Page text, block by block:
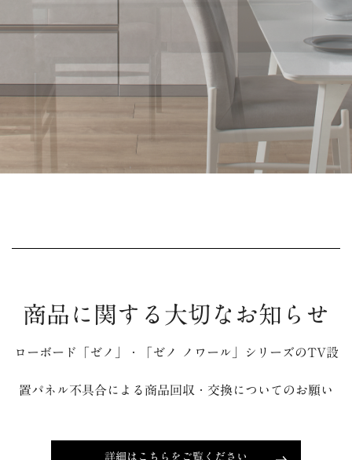
商品に関する大切なお知らせ
ローボード「ゼノ」・「ゼノ ノワール」シリーズのTV設
置パネル不具合による商品回収・交換についてのお願い
詳細はこちらをご覧ください